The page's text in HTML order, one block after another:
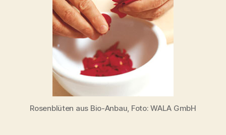
Rosenblüten aus Bio-Anbau, Foto: WALA GmbH